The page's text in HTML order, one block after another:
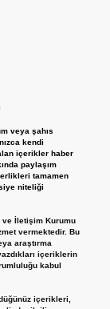
veya şahıs
kendi
içerikler haber
paylaşım
tamamen
niteliği
ve İletişim Kurumu
vermektedir. Bu
araştırma
içeriklerin
kabul
içerikleri,